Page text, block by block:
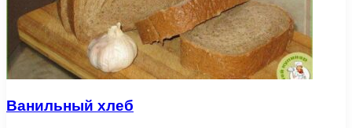
Ванильный хлеб